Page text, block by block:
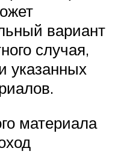
вариант
случая,
указанных
материала